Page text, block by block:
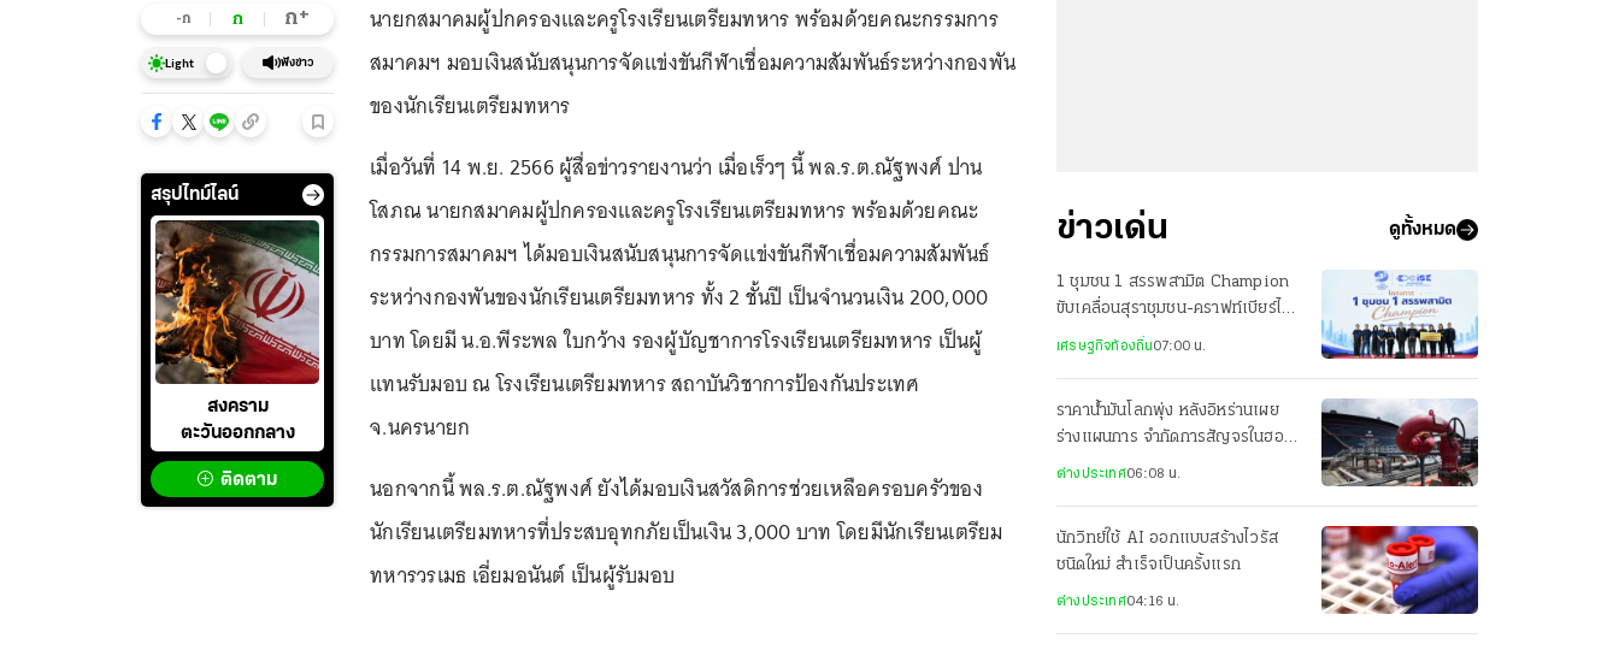
-ก ก ก+
Light ฟังข่าว
สรุปไทม์ไลน์
สงคราม
ตะวันออกกลาง
ติดตาม
นายกสมาคมผู้ปกครองและครูโรงเรียนเตรียมทหาร พร้อมด้วยคณะกรรมการ
สมาคมฯ มอบเงินสนับสนุนการจัดแข่งขันกีฬาเชื่อมความสัมพันธ์ระหว่างกองพัน
ของนักเรียนเตรียมทหาร
เมื่อวันที่ 14 พ.ย. 2566 ผู้สื่อข่าวรายงานว่า เมื่อเร็วๆ นี้ พล.ร.ต.ณัฐพงศ์ ปาน
โสภณ นายกสมาคมผู้ปกครองและครูโรงเรียนเตรียมทหาร พร้อมด้วยคณะ
กรรมการสมาคมฯ ได้มอบเงินสนับสนุนการจัดแข่งขันกีฬาเชื่อมความสัมพันธ์
ระหว่างกองพันของนักเรียนเตรียมทหาร ทั้ง 2 ชั้นปี เป็นจำนวนเงิน 200,000
บาท โดยมี น.อ.พีระพล ใบกว้าง รองผู้บัญชาการโรงเรียนเตรียมทหาร เป็นผู้
แทนรับมอบ ณ โรงเรียนเตรียมทหาร สถาบันวิชาการป้องกันประเทศ
จ.นครนายก
นอกจากนี้ พล.ร.ต.ณัฐพงศ์ ยังได้มอบเงินสวัสดิการช่วยเหลือครอบครัวของ
นักเรียนเตรียมทหารที่ประสบอุทกภัยเป็นเงิน 3,000 บาท โดยมีนักเรียนเตรียม
ทหารวรเมธ เอี่ยมอนันต์ เป็นผู้รับมอบ
ข่าวเด่น ดูทั้งหมด
1 ชุมชน 1 สรรพสามิต Champion
ขับเคลื่อนสุราชุมชน-คราฟท์เบียร์ไทย
สู่ความยั่งยืน
เศรษฐกิจท้องถิ่น07:00 น.
ราคาน้ำมันโลกพุ่ง หลังอิหร่านเผย
ร่างแผนการ จำกัดการสัญจรในฮอร์
มุซ
ต่างประเทศ06:08 น.
นักวิทย์ใช้ AI ออกแบบสร้างไวรัส
ชนิดใหม่ สำเร็จเป็นครั้งแรก
ต่างประเทศ04:16 น.